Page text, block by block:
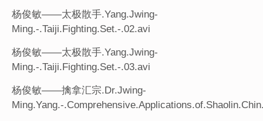
杨俊敏——太极散手.Yang.Jwing-
Ming.-.Taiji.Fighting.Set.-.02.avi
杨俊敏——太极散手.Yang.Jwing-
Ming.-.Taiji.Fighting.Set.-.03.avi
杨俊敏——擒拿汇宗.Dr.Jwing-
Ming.Yang.-